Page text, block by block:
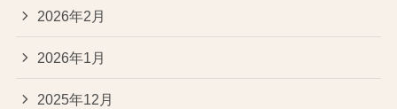
2026年2月
2026年1月
2025年12月